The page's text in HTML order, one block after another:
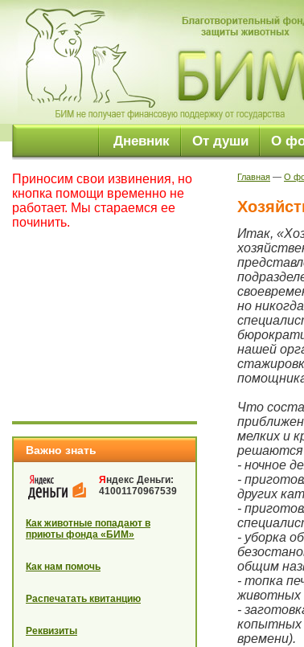
Дневник От души О
Приносим свои извинения, но
кнопка помощи временно не
работает. Мы стараемся ее
починить.
Важно знать
Я ндекс Деньги:
41001170967539
Как животные попадают в
приюты фонда «БИМ»
Как нам помочь
Распечатать квитанцию
Реквизиты
Главная — О
Итак,
но
нашей
Что
мелких и
решаются
- ночное
-
других
-
- уборка
общим
- топка
животных
-
копытных
времени).